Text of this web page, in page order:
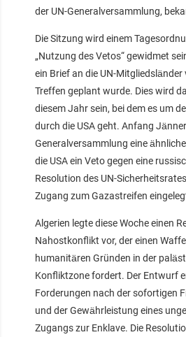
der UN-Generalversammlung,
Die Sitzung wird einem
„Nutzung des Vetos“ gewidmet
ein Brief an die UN-
Treffen geplant wurde. Dies wird
diesem Jahr sein, bei dem es um
durch die USA geht. Anfang
Generalversammlung eine
die USA ein Veto gegen eine
Resolution des UN-
Zugang zum Gazastreifen
Algerien legte diese Woche einen
Nahostkonflikt vor, der einen
humanitären Gründen in der
Konfliktzone fordert. Der Entwurf
Forderungen nach der sofortigen
und der Gewährleistung eines
Zugangs zur Enklave. Die